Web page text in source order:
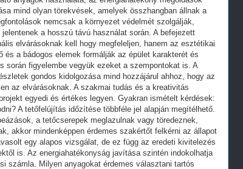
mind olyan törekvések, amelyek összhangban állnak a
nemcsak a környezet védelmét szolgálják,
a hosszú távú használat során. A befejezett
elvárásoknak kell hogy megfeleljen, hanem az esztétikai
a bádogos elemek formálják az épület karakterét és
során figyelembe vegyük ezeket a szempontokat is. A
gondos kidolgozása mind hozzájárul ahhoz, hogy az
az elvárásoknak. A szakmai tudás és a kreativitás
egyedi és értékes legyen. Gyakran ismételt kérdések:
A tetőfelújítás időzítése többféle jel alapján megítélhető.
a tetőcserepek meglazulnak vagy töredeznek,
akkor mindenképpen érdemes szakértőt felkérni az állapot
egy alapos vizsgálat, de ez függ az eredeti kivitelezés
is. Az energiahatékonyság javítása szintén indokolhatja
számla. Milyen anyagokat érdemes választani tartós